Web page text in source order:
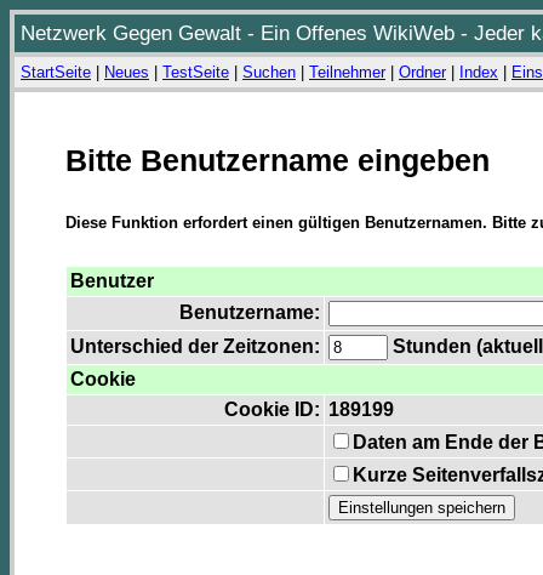
Netzwerk Gegen Gewalt - Ein Offenes WikiWeb - Jeder
StartSeite Neues TestSeite Suchen Teilnehmer| Ordner| Index
Bitte Benutzername eingeben
Diese Funktion erfordert einen gültigen Benutzernamen. Bitte
Benutzer
Benutzername:
Unterschied der Zeitzonen:
Stunden
Cookie
Cookie ID: 189199
Daten am Ende der
Kurze